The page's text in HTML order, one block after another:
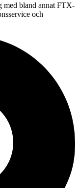
med bland annat FTX-
och